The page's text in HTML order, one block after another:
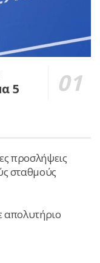
5
προσλήψεις
σταθμούς
απολυτήριο